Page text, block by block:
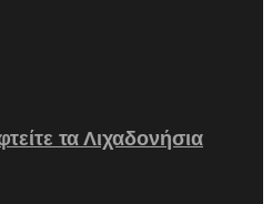
τα Λιχαδονήσια